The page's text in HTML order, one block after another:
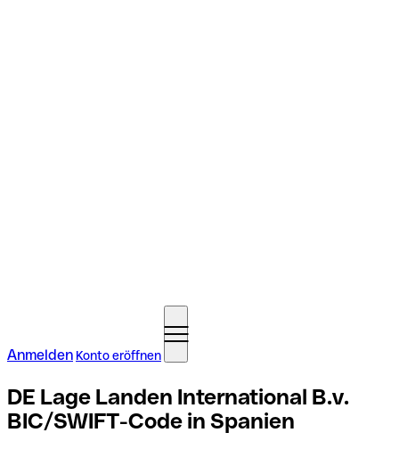
Anmelden Konto eröffnen
DE Lage Landen International B.v.
BIC/SWIFT-Code in Spanien